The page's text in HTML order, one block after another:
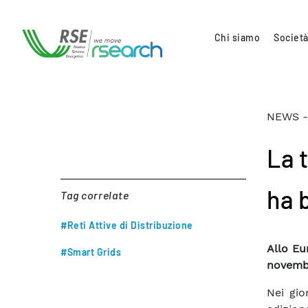
Chi siamo
Tag correlate
#Reti Attive di Distribuzione
#Smart Grids
NEWS
La
ha
Allo
Nei